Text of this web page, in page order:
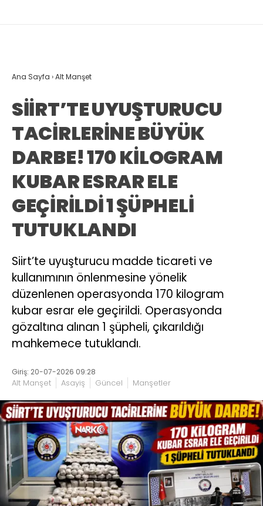
Ana Sayfa ›Alt Manşet
SİİRT’TE UYUŞTURUCU
TACİRLERİNE BÜYÜK
DARBE! 170 KİLOGRAM
KUBAR ESRAR ELE
GEÇİRİLDİ 1 ŞÜPHELİ
TUTUKLANDI
Siirt’te uyuşturucu madde ticareti ve
kullanımının önlenmesine yönelik
düzenlenen operasyonda 170 kilogram
kubar esrar ele geçirildi. Operasyonda
gözaltına alınan 1 şüpheli, çıkarıldığı
mahkemece tutuklandı.
Giriş: 20-07-2026 09:28
Alt Manşet Asayiş Güncel Manşetler